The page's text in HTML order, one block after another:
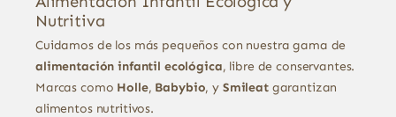
Nutritiva
Cuidamos de los más pequeños con nuestra gama de
alimentación infantil ecológica, libre de conservantes.
Marcas como Holle, Babybio, y Smileatgarantizan
alimentos nutritivos.